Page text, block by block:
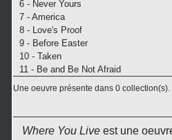
6 - Never Yours
7 - America
8 - Love's Proof
9 - Before Easter
10 - Taken
11 - Be and Be Not Afraid
Une oeuvre présente dans 0 collection(s).
Where You Liveest une